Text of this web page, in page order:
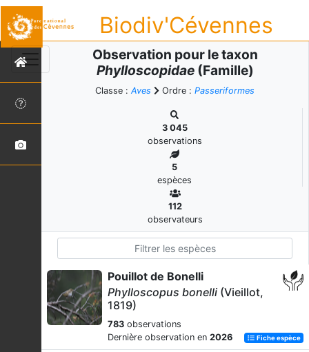
Biodiv'Cévennes
Observation pour le taxon
Phylloscopidae(Famille)
Classe : Aves Ordre : Passeriformes
3 045
observations
5
espèces
112
observateurs
Pouillot de Bonelli
Phylloscopus bonelli (Vieillot,
1819)
783 observations
Dernière observation en 2026 Fiche espèce